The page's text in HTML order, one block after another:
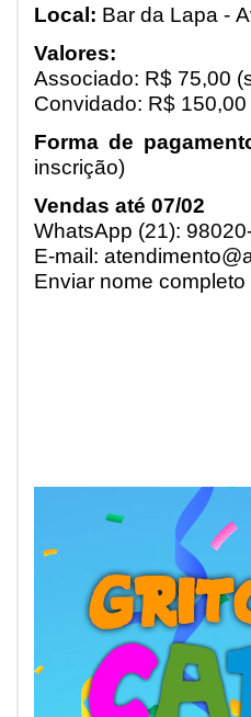
Local: Bar da Lapa -
Valores:
Associado: R$ 75,00
Convidado: R$ 150,00
Forma de
inscrição)
Vendas até 07/02
WhatsApp (21):
E-mail:
Enviar nome completo